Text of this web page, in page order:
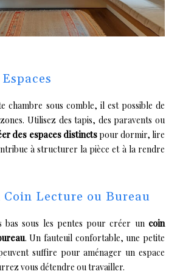
chambre sous comble, il est possible de
Utilisez des tapis, des paravents ou
des espaces distinctspour dormir, lire
à structurer la pièce et à la rendre
Coin Lecture ou Bureau
bas sous les pentes pour créer un coin
. Un fauteuil confortable, une petite
suffire pour aménager un espace
vous détendre ou travailler.